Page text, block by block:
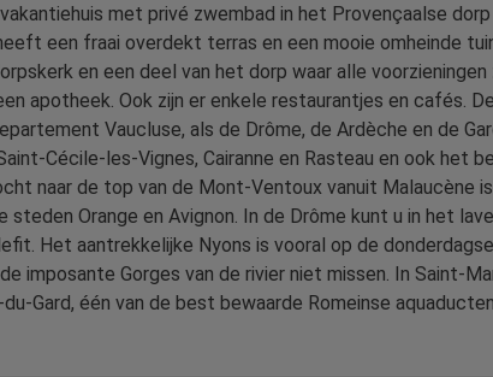
met privé zwembad in het Provençaalse
een fraai overdekt terras en een mooie omheinde
en een deel van het dorp waar alle
apotheek. Ook zijn er enkele restaurantjes en cafés.
Vaucluse, als de Drôme, de Ardèche en de
Cécile-les-Vignes, Cairanne en Rasteau en ook het
naar de top van de Mont-Ventoux vanuit Malaucène
steden Orange en Avignon. In de Drôme kunt u in het
Het aantrekkelijke Nyons is vooral op de
imposante Gorges van de rivier niet missen. In Saint-
Gard, één van de best bewaarde Romeinse